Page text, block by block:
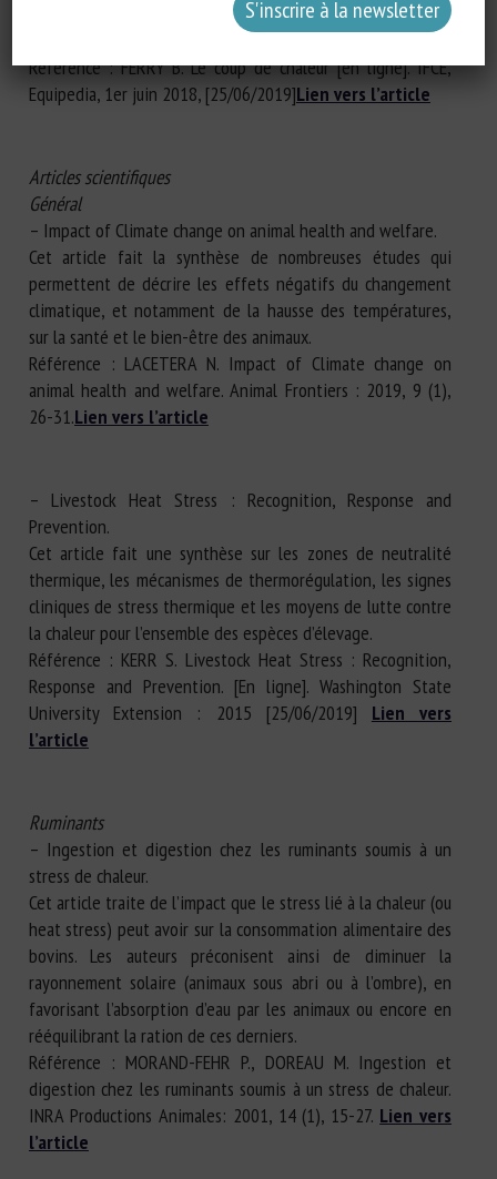
cheval, les facteurs extérieurs favorisants, les signes
cliniques, les traitements et les moyens de prévention.
Référence : FERRY B. Le coup de chaleur [en ligne]. IFCE,
Equipedia, 1er juin 2018, [25/06/2019]Lien vers l’article
Articles scientifiques
Général
– Impact of Climate change on animal health and welfare.
Cet article fait la synthèse de nombreuses études qui
permettent de décrire les effets négatifs du changement
climatique, et notamment de la hausse des températures,
sur la santé et le bien-être des animaux.
Référence : LACETERA N. Impact of Climate change on
animal health and welfare. Animal Frontiers : 2019, 9 (1),
26-31.Lien vers l’article
– Livestock Heat Stress : Recognition, Response and
Prevention.
Cet article fait une synthèse sur les zones de neutralité
thermique, les mécanismes de thermorégulation, les signes
cliniques de stress thermique et les moyens de lutte contre
la chaleur pour l’ensemble des espèces d’élevage.
Référence : KERR S. Livestock Heat Stress : Recognition,
Response and Prevention. [En ligne]. Washington State
University Extension : 2015 [25/06/2019] Lien vers
l’article
Ruminants
– Ingestion et digestion chez les ruminants soumis à un
stress de chaleur.
Cet article traite de l’impact que le stress lié à la chaleur (ou
heat stress) peut avoir sur la consommation alimentaire des
bovins. Les auteurs préconisent ainsi de diminuer la
rayonnement solaire (animaux sous abri ou à l’ombre), en
favorisant l’absorption d’eau par les animaux ou encore en
rééquilibrant la ration de ces derniers.
Référence : MORAND-FEHR P., DOREAU M. Ingestion et
digestion chez les ruminants soumis à un stress de chaleur.
INRA Productions Animales: 2001, 14 (1), 15-27. Lien vers
l’article